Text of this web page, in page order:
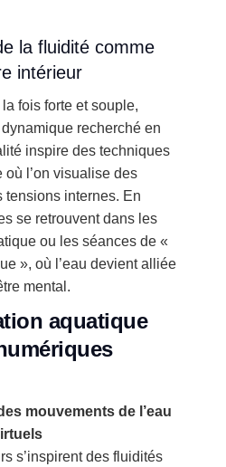
la fluidité comme
intérieur
fois forte et souple,
recherché en
inspire des techniques
l’on visualise des
tensions internes. En
se retrouvent dans les
ou les séances de «
», où l’eau devient alliée
mental.
aquatique
mouvements de l’eau
s’inspirent des fluidités